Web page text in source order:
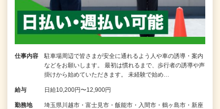
仕事内容
駐車場周辺で皆さまが安全に通れるよう人や車の誘導・案内
などをお願いします。 最初は慣れるまで、歩行者の誘導や声
掛けから始めていただきます。 未経験で始め…
給与 日給10,200円〜12,900円
勤務地
埼玉県川越市・富士見市・飯能市・入間市・鶴ヶ島市・新座